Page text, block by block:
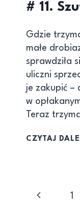
# 11.
Gdzie
małe
sprawdziła
uliczni
je zakupić –
w
Teraz
CZYTAJ
1